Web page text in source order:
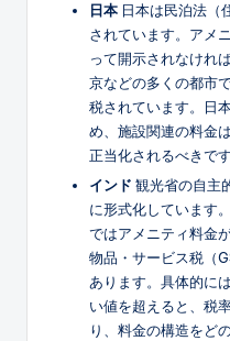
日本 日本は民泊法（
されています。アメ
って開示されなけれ
京などの多くの都市
税されています。日
め、施設関連の料金
正当化されるべきです
インド 観光省の自主
に形式化しています
ではアメニティ料金
物品・サービス税（
あります。具体的に
い値を超えると、税
り、料金の構造をど